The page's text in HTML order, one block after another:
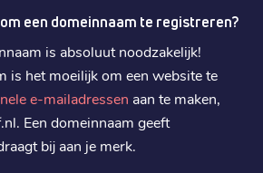
een domeinnaam te registreren?
is absoluut noodzakelijk!
is het moeilijk om een website te
e-mailadressen aan te maken,
Een domeinnaam geeft
bij aan je merk.